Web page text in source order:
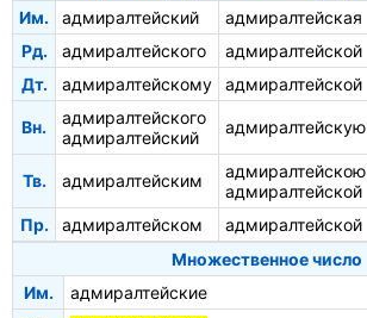
Им.
адмиралтейский адмиралтейская
Рд.
адмиралтейского адмиралтейской
Дт.
адмиралтейскому адмиралтейской
Вн.
адмиралтейского
адмиралтейский
адмиралтейскую
Тв. адмиралтейским
адмиралтейскою
адмиралтейской
Пр. адмиралтейском адмиралтейской
Множественное число
Им.
адмиралтейские